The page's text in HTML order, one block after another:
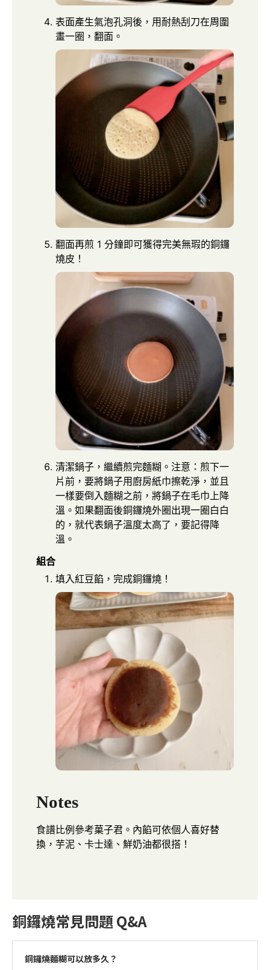
表面產生氣泡孔洞後，用耐熱刮刀在周圍
畫一圈，翻面。
翻面再煎 1 分鐘即可獲得完美無瑕的銅鑼
燒皮！
清潔鍋子，繼續煎完麵糊。注意：煎下一
片前，要將鍋子用廚房紙巾擦乾淨，並且
一樣要倒入麵糊之前，將鍋子在毛巾上降
溫。如果翻面後銅鑼燒外圈出現一圈白白
的，就代表鍋子溫度太高了，要記得降
溫。
組合
填入紅豆餡，完成銅鑼燒！
Notes
食譜比例參考菓子君。內餡可依個人喜好替
換，芋泥、卡士達、鮮奶油都很搭！
銅鑼燒常見問題 Q&A
銅鑼燒麵糊可以放多久？